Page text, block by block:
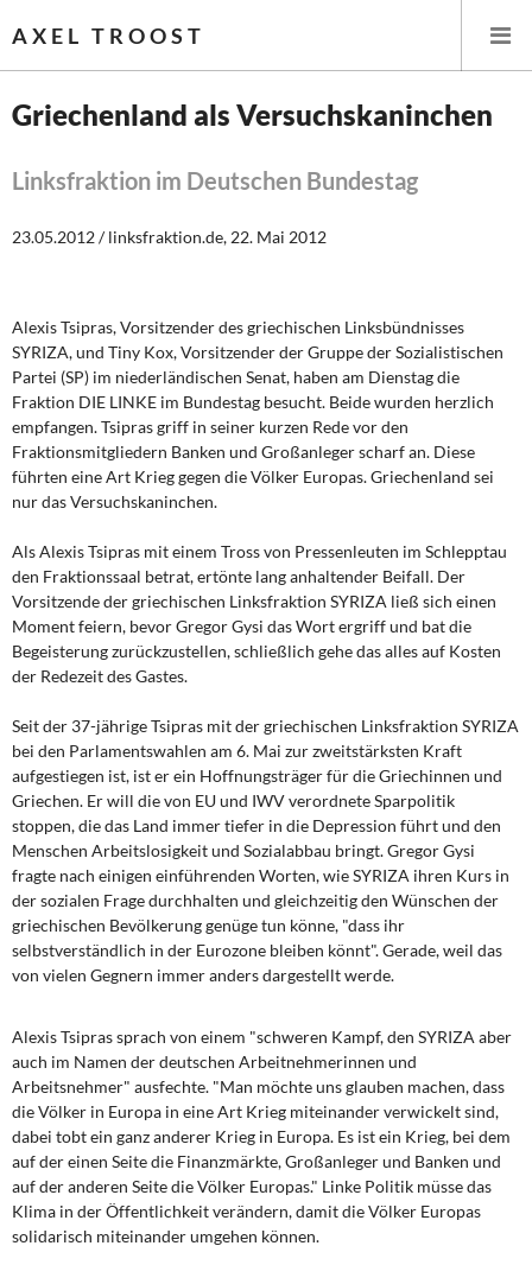
AXEL TROOST
Wirtschaftspolitik
Steuer- und Finanzpolitik
Öffentliche Infrastruktur und Daseinsvorsorge
Eurokrise und Griechenland
DIE LINKE
Weitere Themen
Memo-Gruppe
Institut Solidarische Moderne
Rosa-Luxemburg-Stiftung
Über mich
Kontakt
Griechenland als Versuchskaninchen
Linksfraktion im Deutschen Bundestag
23.05.2012 / linksfraktion.de, 22. Mai 2012
Alexis Tsipras, Vorsitzender des griechischen Linksbündnisses
SYRIZA, und Tiny Kox, Vorsitzender der Gruppe der Sozialistischen
Partei (SP) im niederländischen Senat, haben am Dienstag die
Fraktion DIE LINKE im Bundestag besucht. Beide wurden herzlich
empfangen. Tsipras griff in seiner kurzen Rede vor den
Fraktionsmitgliedern Banken und Großanleger scharf an. Diese
führten eine Art Krieg gegen die Völker Europas. Griechenland sei
nur das Versuchskaninchen.
Als Alexis Tsipras mit einem Tross von Pressenleuten im Schlepptau
den Fraktionssaal betrat, ertönte lang anhaltender Beifall. Der
Vorsitzende der griechischen Linksfraktion SYRIZA ließ sich einen
Moment feiern, bevor Gregor Gysi das Wort ergriff und bat die
Begeisterung zurückzustellen, schließlich gehe das alles auf Kosten
der Redezeit des Gastes.
Seit der 37-jährige Tsipras mit der griechischen Linksfraktion SYRIZA
bei den Parlamentswahlen am 6. Mai zur zweitstärksten Kraft
aufgestiegen ist, ist er ein Hoffnungsträger für die Griechinnen und
Griechen. Er will die von EU und IWV verordnete Sparpolitik
stoppen, die das Land immer tiefer in die Depression führt und den
Menschen Arbeitslosigkeit und Sozialabbau bringt. Gregor Gysi
fragte nach einigen einführenden Worten, wie SYRIZA ihren Kurs in
der sozialen Frage durchhalten und gleichzeitig den Wünschen der
griechischen Bevölkerung genüge tun könne, "dass ihr
selbstverständlich in der Eurozone bleiben könnt". Gerade, weil das
von vielen Gegnern immer anders dargestellt werde.
Alexis Tsipras sprach von einem "schweren Kampf, den SYRIZA aber
auch im Namen der deutschen Arbeitnehmerinnen und
Arbeitsnehmer" ausfechte. "Man möchte uns glauben machen, dass
die Völker in Europa in eine Art Krieg miteinander verwickelt sind,
dabei tobt ein ganz anderer Krieg in Europa. Es ist ein Krieg, bei dem
auf der einen Seite die Finanzmärkte, Großanleger und Banken und
auf der anderen Seite die Völker Europas." Linke Politik müsse das
Klima in der Öffentlichkeit verändern, damit die Völker Europas
solidarisch miteinander umgehen können.